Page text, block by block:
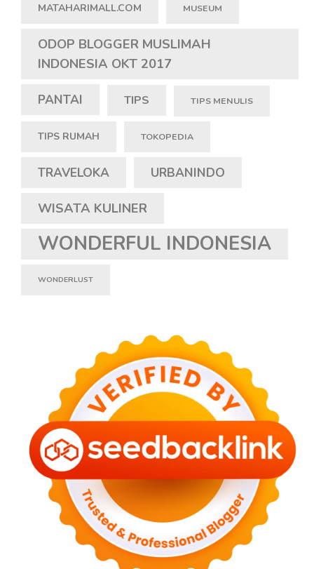
MATAHARIMALL.COM MUSEUM
ODOP BLOGGER MUSLIMAH
INDONESIA OKT 2017
PANTAI TIPS TIPS MENULIS
TIPS RUMAH TOKOPEDIA
TRAVELOKA URBANINDO
WISATA KULINER
WONDERFUL INDONESIA
WONDERLUST